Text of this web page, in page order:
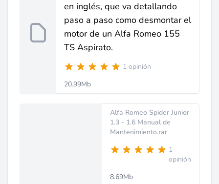
en inglés, que va detallando
paso a paso como desmontar el
motor de un Alfa Romeo 155
TS Aspirato.
1 opinión
20.99Mb
Alfa Romeo Spider Junior
1.3 - 1.6 Manual de
Mantenimiento.rar
1
opinión
8.69Mb